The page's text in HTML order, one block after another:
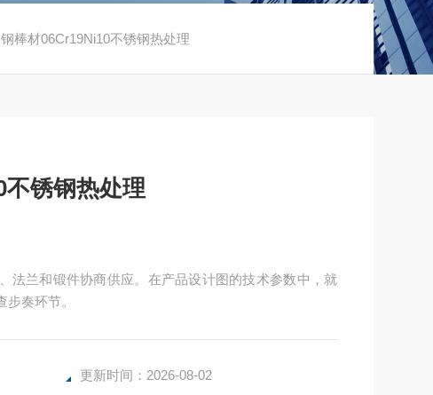
棒材06Cr19Ni10不锈钢热处理
锈钢热处理
法兰和锻件协商供应。在产品设计图的技术参数中，就
奏环节。
更新时间：2026-08-02